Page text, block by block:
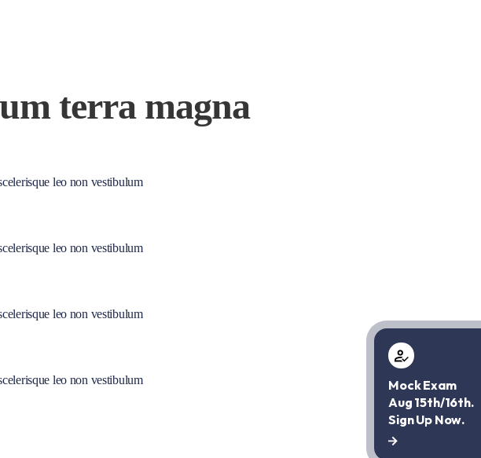
terra magna
leo non vestibulum
leo non vestibulum
leo non vestibulum
leo non vestibulum